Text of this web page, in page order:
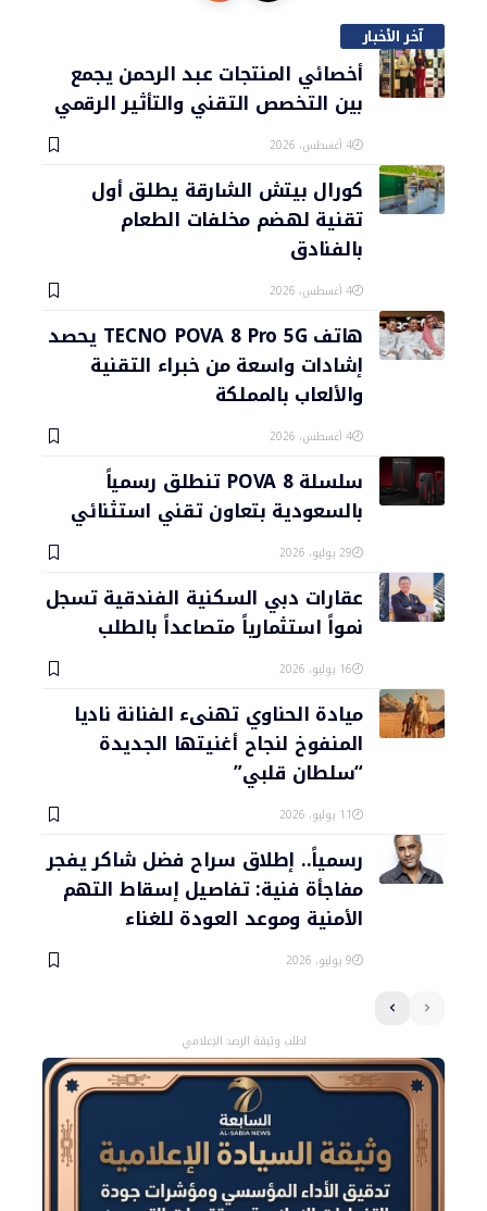
آخر الأخبار
أخصائي المنتجات عبد الرحمن يجمع
بين التخصص التقني والتأثير الرقمي
4 أغسطس، 2026
كورال بيتش الشارقة يطلق أول
تقنية لهضم مخلفات الطعام
بالفنادق
4 أغسطس، 2026
هاتف TECNO POVA 8 Pro 5G يحصد
إشادات واسعة من خبراء التقنية
والألعاب بالمملكة
4 أغسطس، 2026
سلسلة POVA 8 تنطلق رسمياً
بالسعودية بتعاون تقني استثنائي
29 يوليو، 2026
عقارات دبي السكنية الفندقية تسجل
نمواً استثمارياً متصاعداً بالطلب
16 يوليو، 2026
ميادة الحناوي تهنىء الفنانة ناديا
المنفوخ لنجاح أغنيتها الجديدة
“سلطان قلبي”
11 يوليو، 2026
رسمياً.. إطلاق سراح فضل شاكر يفجر
مفاجأة فنية: تفاصيل إسقاط التهم
الأمنية وموعد العودة للغناء
9 يوليو، 2026
اطلب وثيقة الرصد الإعلامي